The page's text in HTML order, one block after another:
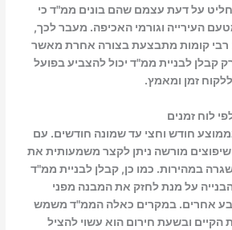
על דעת עצמם שהם בונים ממ"ד כי
העירייה וגורמי האכיפה. מעבר לכך,
רבי קומות מתבצעת בצורה אחרת מאשר
קבלן לבניית ממ"ד יכול להצביע בפועל
זמן ומאמץ.
לוח זמנים
חודש וחצי עד שמונה חודשים. עם
מורשה ניתן לקצר משמעותית את
במהירות. כמו כן, קבלן לבניית ממ"ד
על מנת לחזק את המבנה מפני
טבע אחרים. במקרים כאלה הממ"ד משמש
הקיים ובשעת חירום הוא עשוי להציל